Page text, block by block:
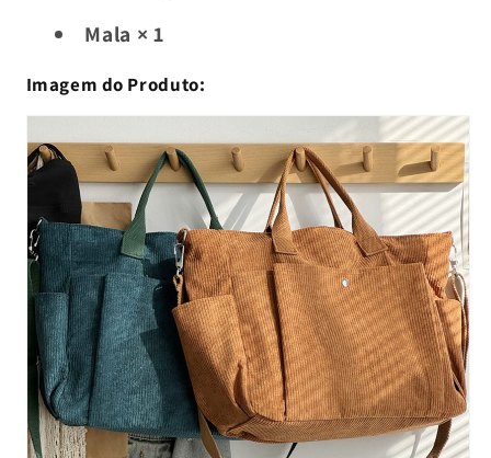
Mala × 1
Imagem do Produto: